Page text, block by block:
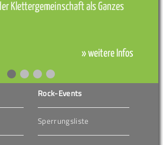
Klettergemeinschaft als Ganzes
» weitere Infos
Rock-Events
Sperrungsliste